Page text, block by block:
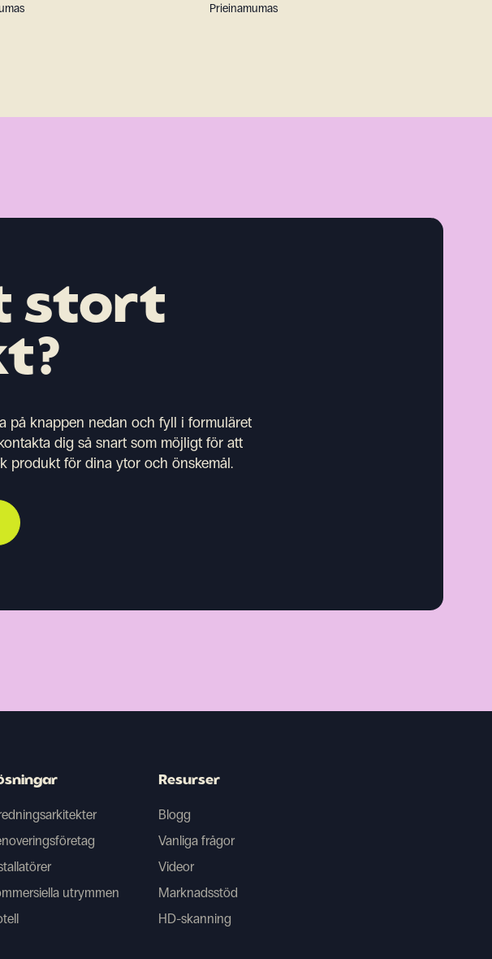
Prieinamumas
stort
på knappen nedan och fyll i formuläret
dig så snart som möjligt för att
produkt för dina ytor och önskemål.
utrymmen
Resurser
Blogg
Vanliga frågor
Videor
Marknadsstöd
HD-skanning